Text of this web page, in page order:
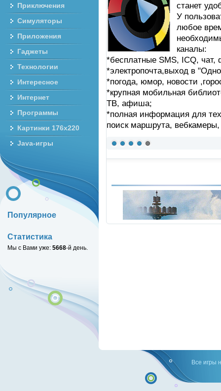
станет
У
любое
каналы:
*бесплатные SMS, ICQ, чат,
*электропочта,выход в
*погода, юмор, новости
*крупная мобильная
ТВ, афиша;
*полная информация для тех
поиск маршрута,
Приключения
Симуляторы
Приложения
Гаджеты
Технологии
Интересное
Интернет
Программы
Картинки 176x220
Java-игры
Популярное
Статистика
Мы с Вами уже: 5668-й день.
Все игры